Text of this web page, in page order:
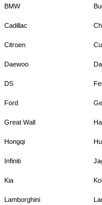
BMW
Cadillac
Citroen
Daewoo
DS
Ford
Great Wall
Hongqi
Infiniti
Kia
Lamborghini